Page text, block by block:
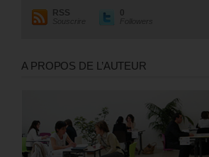
RSS
Souscrire
0
Followers
A PROPOS DE L’AUTEUR